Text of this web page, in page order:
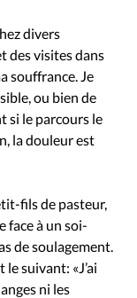
Culture
réveil
Monde
Aujourd'hui
divers
des visites dans
souffrance. Je
ou bien de
si le parcours le
la douleur est
fils de pasteur,
face à un soi-
de soulagement.
suivant: «J’ai
ni les